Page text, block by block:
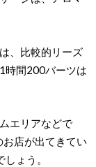
、比較的リーズ
時間200バーツは
エリアなどで
店が出てきてい
ょう。